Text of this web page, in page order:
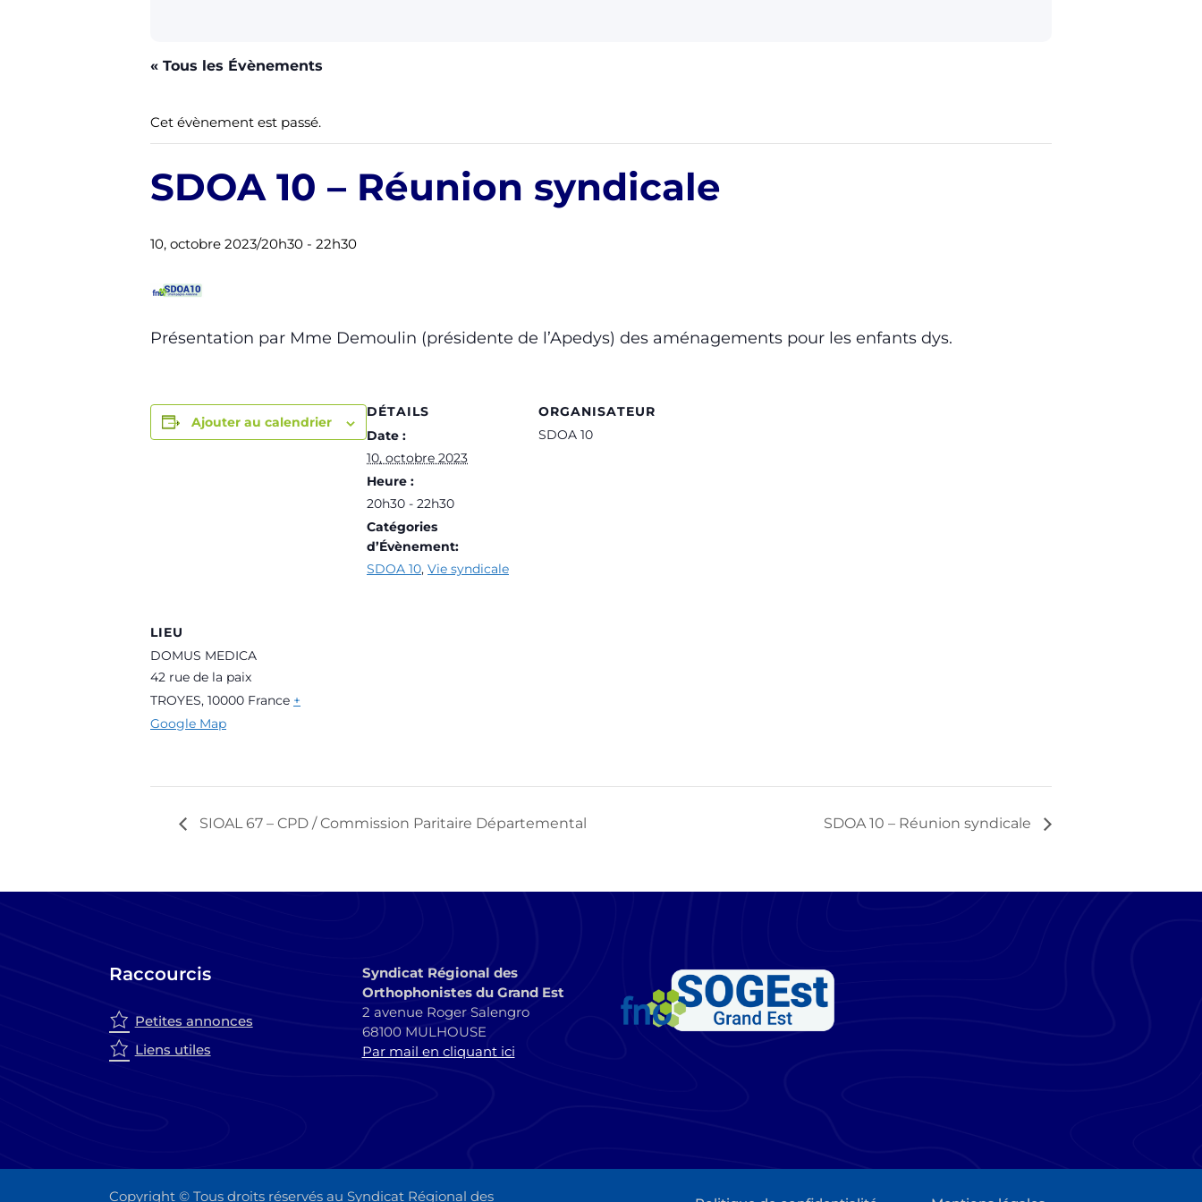
« Tous les Évènements
Cet évènement est passé.
SDOA 10 – Réunion syndicale
10, octobre 2023/20h30 - 22h30
Présentation par Mme Demoulin (présidente de l’Apedys) des aménagements pour les enfants dys.
Ajouter au calendrier
DÉTAILS
Date :
10, octobre 2023
Heure :
20h30 - 22h30
Catégories
d’Évènement:
SDOA 10, Vie syndicale
ORGANISATEUR
SDOA 10
LIEU
DOMUS MEDICA
42 rue de la paix
TROYES, 10000 France +
Google Map
SIOAL 67 – CPD / Commission Paritaire Départemental SDOA 10 – Réunion syndicale
Raccourcis
Petites annonces
Liens utiles
Syndicat Régional des
Orthophonistes du Grand Est
2 avenue Roger Salengro
68100 MULHOUSE
Par mail en cliquant ici
Copyright © Tous droits réservés au Syndicat Régional des